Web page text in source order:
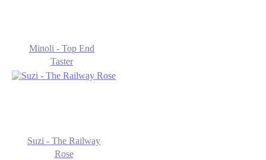
Minoli - Top End
Taster
Suzi - The Railway
Rose